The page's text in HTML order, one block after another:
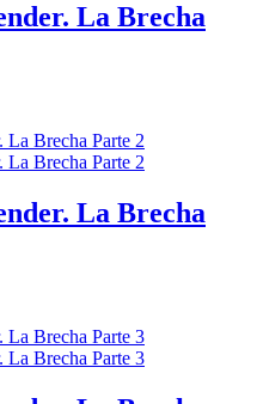
La Brecha
La Brecha